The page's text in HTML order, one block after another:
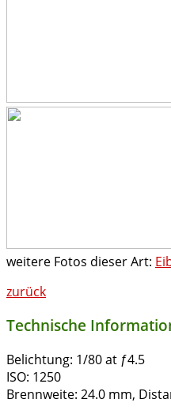
weitere Fotos dieser Art:
zurück
Technische
Belichtung: 1/80 at ƒ4.5
ISO: 1250
Brennweite: 24.0 mm,